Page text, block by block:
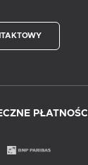
PŁATNOŚCI